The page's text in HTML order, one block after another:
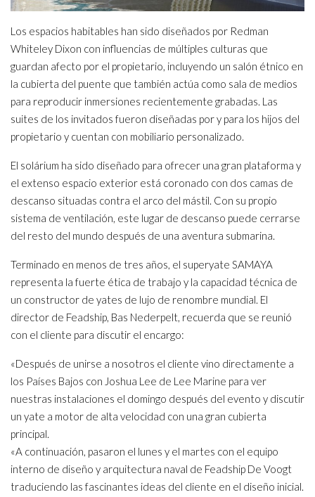
Los espacios habitables han sido diseñados por Redman
Whiteley Dixon con influencias de múltiples culturas que
guardan afecto por el propietario, incluyendo un salón étnico en
la cubierta del puente que también actúa como sala de medios
para reproducir inmersiones recientemente grabadas. Las
suites de los invitados fueron diseñadas por y para los hijos del
propietario y cuentan con mobiliario personalizado.
El solárium ha sido diseñado para ofrecer una gran plataforma y
el extenso espacio exterior está coronado con dos camas de
descanso situadas contra el arco del mástil. Con su propio
sistema de ventilación, este lugar de descanso puede cerrarse
del resto del mundo después de una aventura submarina.
Terminado en menos de tres años, el superyate SAMAYA
representa la fuerte ética de trabajo y la capacidad técnica de
un constructor de yates de lujo de renombre mundial. El
director de Feadship, Bas Nederpelt, recuerda que se reunió
con el cliente para discutir el encargo:
«Después de unirse a nosotros el cliente vino directamente a
los Países Bajos con Joshua Lee de Lee Marine para ver
nuestras instalaciones el domingo después del evento y discutir
un yate a motor de alta velocidad con una gran cubierta
principal.
«A continuación, pasaron el lunes y el martes con el equipo
interno de diseño y arquitectura naval de Feadship De Voogt
traduciendo las fascinantes ideas del cliente en el diseño inicial.